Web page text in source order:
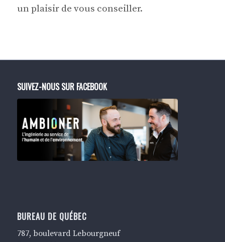
un plaisir de vous conseiller.
SUIVEZ-NOUS SUR FACEBOOK
BUREAU DE QUÉBEC
787, boulevard Lebourgneuf